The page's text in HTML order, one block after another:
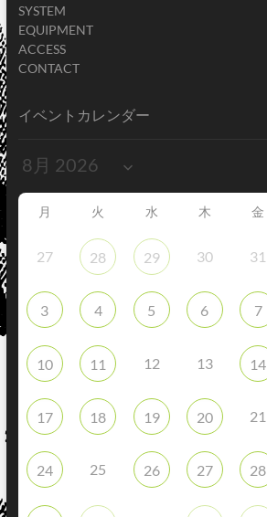
SYSTEM
EQUIPMENT
ACCESS
CONTACT
イベントカレンダー
月 火 水 木 金
27 28 29 30 31
3 4 5 6 7
10 11 12 13 14
17 18 19 20 21
24 25 26 27 28